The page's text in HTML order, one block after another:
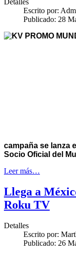
Detalles
Escrito por:
Publicado: 28
campaña se lanza
Socio Oficial del
Leer más…
Llega a
Roku TV
Detalles
Escrito por:
Publicado: 26